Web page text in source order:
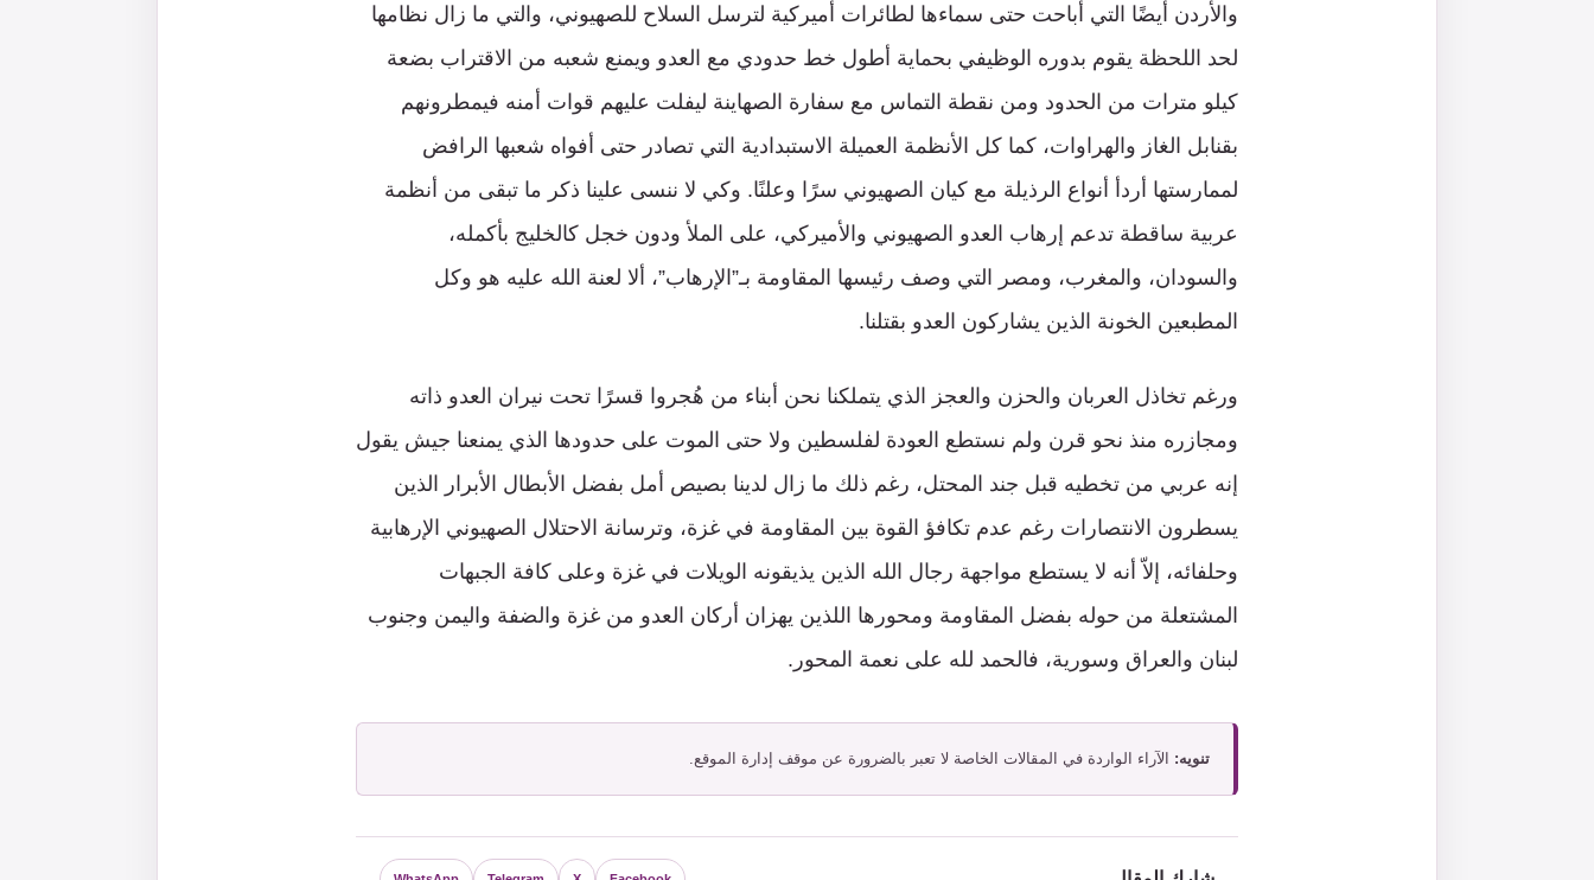
والأردن أيضًا التي أباحت حتى سماءها لطائرات أميركية لترسل السلاح للصهيوني، والتي ما زال نظامها
لحد اللحظة يقوم بدوره الوظيفي بحماية أطول خط حدودي مع العدو ويمنع شعبه من الاقتراب بضعة
كيلو مترات من الحدود ومن نقطة التماس مع سفارة الصهاينة ليفلت عليهم قوات أمنه فيمطرونهم
بقنابل الغاز والهراوات، كما كل الأنظمة العميلة الاستبدادية التي تصادر حتى أفواه شعبها الرافض
لممارستها أردأ أنواع الرذيلة مع كيان الصهيوني سرًا وعلنًا. وكي لا ننسى علينا ذكر ما تبقى من أنظمة
عربية ساقطة تدعم إرهاب العدو الصهيوني والأميركي، على الملأ ودون خجل كالخليج بأكمله،
والسودان، والمغرب، ومصر التي وصف رئيسها المقاومة بـ”الإرهاب”، ألا لعنة الله عليه هو وكل
المطبعين الخونة الذين يشاركون العدو بقتلنا.
ورغم تخاذل العربان والحزن والعجز الذي يتملكنا نحن أبناء من هُجروا قسرًا تحت نيران العدو ذاته
ومجازره منذ نحو قرن ولم نستطع العودة لفلسطين ولا حتى الموت على حدودها الذي يمنعنا جيش يقول
إنه عربي من تخطيه قبل جند المحتل، رغم ذلك ما زال لدينا بصيص أمل بفضل الأبطال الأبرار الذين
يسطرون الانتصارات رغم عدم تكافؤ القوة بين المقاومة في غزة، وترسانة الاحتلال الصهيوني الإرهابية
وحلفائه، إلاّ أنه لا يستطع مواجهة رجال الله الذين يذيقونه الويلات في غزة وعلى كافة الجبهات
المشتعلة من حوله بفضل المقاومة ومحورها اللذين يهزان أركان العدو من غزة والضفة واليمن وجنوب
لبنان والعراق وسورية، فالحمد لله على نعمة المحور.
تنويه: الآراء الواردة في المقالات الخاصة لا تعبر بالضرورة عن موقف إدارة الموقع.